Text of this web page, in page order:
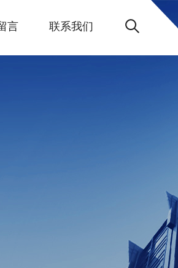
言 联系我们